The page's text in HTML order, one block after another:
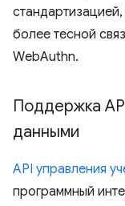
более тесной
WebAuthn.
Поддержка
данными
API управления
программный